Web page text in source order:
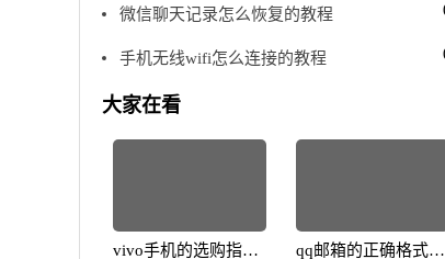
微信聊天记录怎么恢复的教程
手机无线wifi怎么连接的教程
大家在看
vivo手机的选购指 qq邮箱的正确格式解